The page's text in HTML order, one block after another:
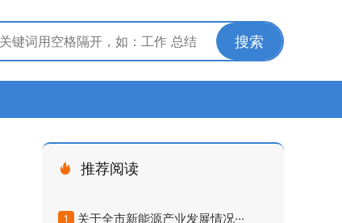
搜索
推荐阅读
1 关于全市新能源产业发展情况···